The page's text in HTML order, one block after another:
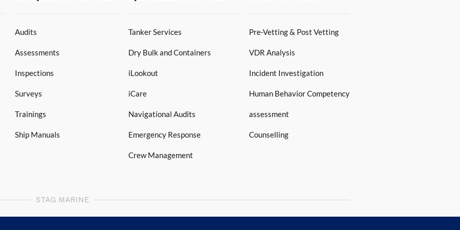
Audits
Assessments
Inspections
Surveys
Trainings
Ship Manuals
Tanker Services
Dry Bulk and Containers
iLookout
iCare
Navigational Audits
Emergency Response
Crew Management
Pre-Vetting & Post Vetting
VDR Analysis
Incident Investigation
Human Behavior Competency
assessment
Counselling
STAG MARINE